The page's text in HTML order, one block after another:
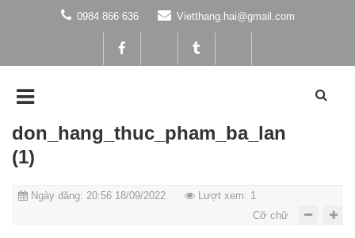
0984 866 636 Vietthang.hai@gmail.com
don_hang_thuc_pham_ba_lan
(1)
Ngày đăng: 20:56 18/09/2022
Lượt xem: 1
Cỡ chữ